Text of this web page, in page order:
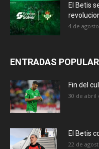
El Betis
4 de
ENTRADAS
Fin del
30 de abril
El Betis
22 de